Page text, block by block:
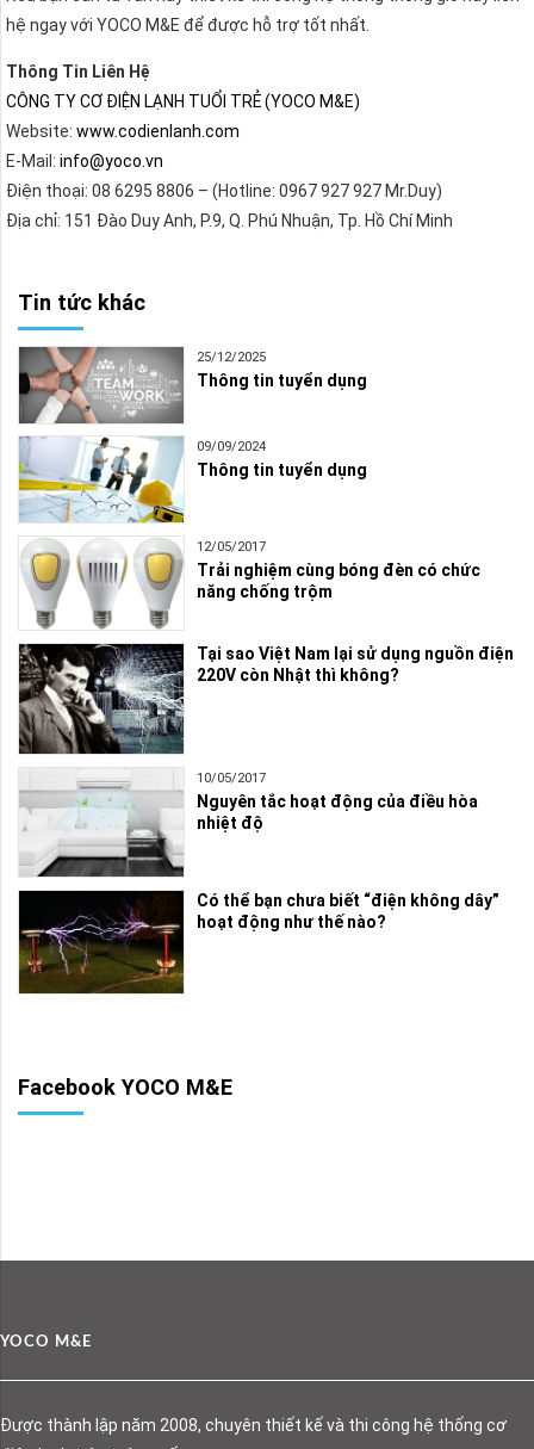
hệ ngay với YOCO M&E để được hỗ trợ tốt nhất.
Thông Tin Liên Hệ
CÔNG TY CƠ ĐIỆN LẠNH TUỔI TRẺ (YOCO M&E)
Website: www.codienlanh.com
E-Mail: info@yoco.vn
Điện thoại: 08 6295 8806 – (Hotline: 0967 927 927 Mr.Duy)
Địa chỉ: 151 Đào Duy Anh, P.9, Q. Phú Nhuận, Tp. Hồ Chí Minh
Tin tức khác
25/12/2025
Thông tin tuyển dụng
09/09/2024
Thông tin tuyển dụng
12/05/2017
Trải nghiệm cùng bóng đèn có chức
năng chống trộm
Tại sao Việt Nam lại sử dụng nguồn điện
220V còn Nhật thì không?
10/05/2017
Nguyên tắc hoạt động của điều hòa
nhiệt độ
Có thể bạn chưa biết “điện không dây”
hoạt động như thế nào?
Facebook YOCO M&E
YOCO M&E
Được thành lập năm 2008, chuyên thiết kế và thi công hệ thống cơ